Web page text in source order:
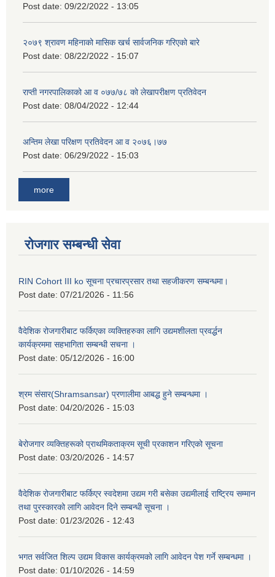
Post date: 09/22/2022 - 13:05
२०७९ श्रावण महिनाको मासिक खर्च सार्वजनिक गरिएको बारे
Post date: 08/22/2022 - 15:07
राप्ती नगरपालिकाको आ व ०७७/७८ को लेखापरीक्षण प्रतिवेदन
Post date: 08/04/2022 - 12:44
अन्तिम लेखा परिक्षण प्रतिवेदन आ व २०७६।७७
Post date: 06/29/2022 - 15:03
more
रोजगार सम्बन्धी सेवा
RIN Cohort III ko सूचना प्रचारप्रसार तथा सहजीकरण सम्बन्धमा।
Post date: 07/21/2026 - 11:56
वैदेशिक रोजगारीबाट फर्किएका व्यक्तिहरुका लागि उद्यमशीलता प्रवर्द्धन
कार्यक्रममा सहभागिता सम्बन्धी सचना ।
Post date: 05/12/2026 - 16:00
श्रम संसार(Shramsansar) प्रणालीमा आबद्ध हुने सम्बन्धमा ।
Post date: 04/20/2026 - 15:03
बेरोजगार व्यक्तिहरूको प्राथमिकताक्रम सूची प्रकाशन गरिएको सूचना
Post date: 03/20/2026 - 14:57
वैदेशिक रोजगारीबाट फर्किएर स्वदेशमा उद्यम गरी बसेका उद्यमीलाई राष्ट्रिय सम्मान
तथा पुरस्कारको लागि आवेदन दिने सम्बन्धी सूचना ।
Post date: 01/23/2026 - 12:43
भगत सर्वजित शिल्प उद्यम विकास कार्यक्रमको लागि आवेदन पेश गर्ने सम्बन्धमा ।
Post date: 01/10/2026 - 14:59